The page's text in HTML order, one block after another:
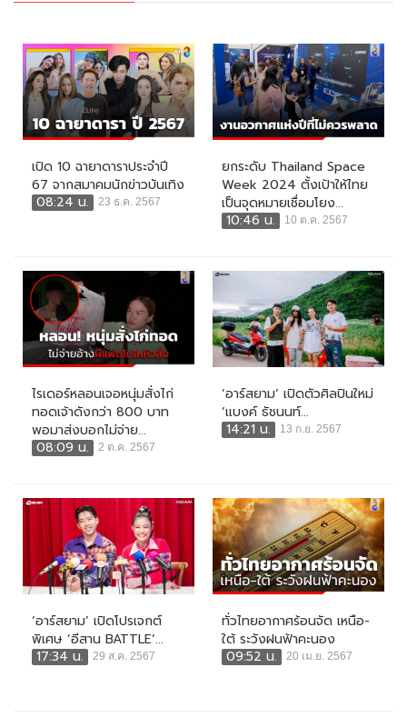
เปิด 10 ฉายาดาราประจำปี
67 จากสมาคมนักข่าวบันเทิง
08:24 น.
23 ธ.ค. 2567
ยกระดับ Thailand Space
Week 2024 ตั้งเป้าให้ไทย
เป็นจุดหมายเชื่อมโยง...
10:46 น.
10 ต.ค. 2567
ไรเดอร์หลอนเจอหนุ่มสั่งไก่
ทอดเจ้าดังกว่า 800 บาท
พอมาส่งบอกไม่จ่าย...
08:09 น.
2 ต.ค. 2567
‘อาร์สยาม’ เปิดตัวศิลปินใหม่
‘แบงค์ ธัชนนท์...
14:21 น.
13 ก.ย. 2567
‘อาร์สยาม’ เปิดโปรเจกต์
พิเศษ ‘อีสาน BATTLE’...
17:34 น.
29 ส.ค. 2567
ทั่วไทยอากาศร้อนจัด เหนือ-
ใต้ ระวังฝนฟ้าคะนอง
09:52 น.
20 เม.ย. 2567